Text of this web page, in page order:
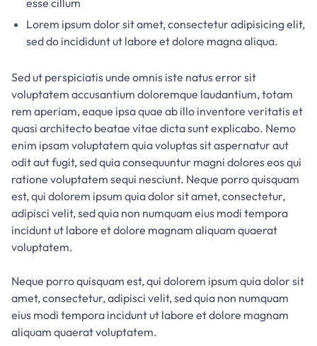
esse cillum
Lorem ipsum dolor sit amet, consectetur adipisicing elit,
sed do incididunt ut labore et dolore magna aliqua.
Sed ut perspiciatis unde omnis iste natus error sit
voluptatem accusantium doloremque laudantium, totam
rem aperiam, eaque ipsa quae ab illo inventore veritatis et
quasi architecto beatae vitae dicta sunt explicabo. Nemo
enim ipsam voluptatem quia voluptas sit aspernatur aut
odit aut fugit, sed quia consequuntur magni dolores eos qui
ratione voluptatem sequi nesciunt. Neque porro quisquam
est, qui dolorem ipsum quia dolor sit amet, consectetur,
adipisci velit, sed quia non numquam eius modi tempora
incidunt ut labore et dolore magnam aliquam quaerat
voluptatem.
Neque porro quisquam est, qui dolorem ipsum quia dolor sit
amet, consectetur, adipisci velit, sed quia non numquam
eius modi tempora incidunt ut labore et dolore magnam
aliquam quaerat voluptatem.